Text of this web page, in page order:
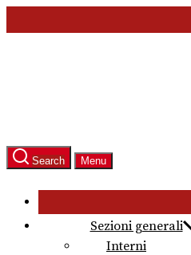
to
Search Menu
Sezioni generali
Interni